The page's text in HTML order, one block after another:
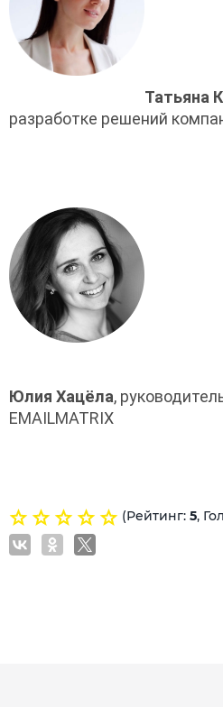
Татьяна
разработке решений
Юлия Хацёла,
EMAILMATRIX
(Рейтинг: 5,